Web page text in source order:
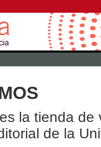
la tienda
de la